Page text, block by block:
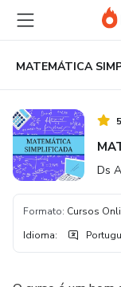
para
conteúdo
principal
para
pagamento
para
rodapé
Ds
Formato: Cursos
Idioma: